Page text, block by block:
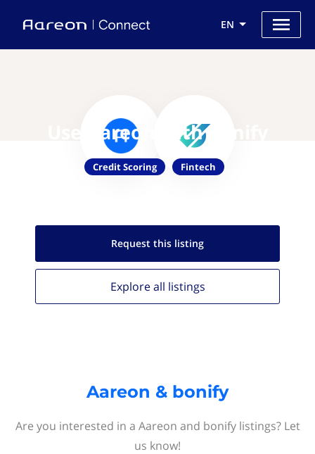
EN
Use Aareon with bonify
Credit Scoring Fintech
Request this listing
Explore all listings
Aareon & bonify
Are you interested in a Aareon and bonify listings? Let
us know!